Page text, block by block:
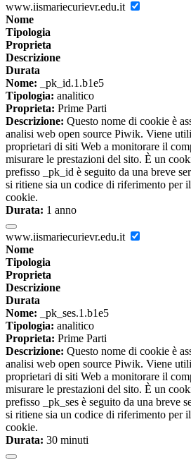
www.iismariecurievr.edu.it
Nome
Tipologia
Proprieta
Descrizione
Durata
Nome: _pk_id.1.b1e5
Tipologia: analitico
Proprieta: Prime Parti
Descrizione: Questo nome di cookie è
analisi web open source Piwik. Viene
proprietari di siti Web a monitorare il
misurare le prestazioni del sito. È un
prefisso _pk_id è seguito da una breve
si ritiene sia un codice di riferimento per
cookie.
Durata: 1 anno
www.iismariecurievr.edu.it
Nome
Tipologia
Proprieta
Descrizione
Durata
Nome: _pk_ses.1.b1e5
Tipologia: analitico
Proprieta: Prime Parti
Descrizione: Questo nome di cookie è
analisi web open source Piwik. Viene
proprietari di siti Web a monitorare il
misurare le prestazioni del sito. È un
prefisso _pk_ses è seguito da una breve
si ritiene sia un codice di riferimento per
cookie.
Durata: 30 minuti